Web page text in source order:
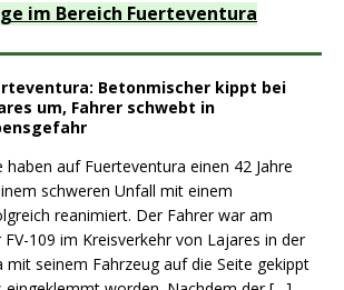
im Bereich Fuerteventura
Betonmischer kippt bei
um, Fahrer schwebt in
auf Fuerteventura einen 42 Jahre
schweren Unfall mit einem
reanimiert. Der Fahrer war am
109 im Kreisverkehr von Lajares in der
mit seinem Fahrzeug auf die Seite gekippt